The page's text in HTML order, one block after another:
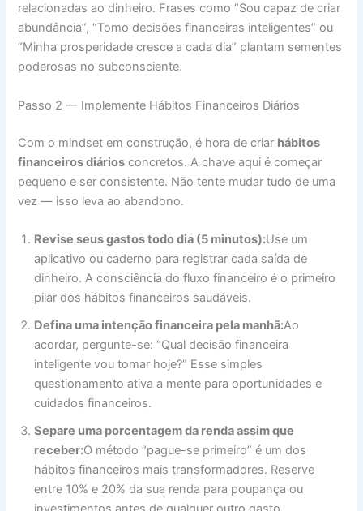
relacionadas ao dinheiro. Frases como “Sou capaz de criar
abundância”, “Tomo decisões financeiras inteligentes” ou
“Minha prosperidade cresce a cada dia” plantam sementes
poderosas no subconsciente.
Passo 2 — Implemente Hábitos Financeiros Diários
Com o mindset em construção, é hora de criar hábitos
financeiros diários concretos. A chave aqui é começar
pequeno e ser consistente. Não tente mudar tudo de uma
vez — isso leva ao abandono.
Revise seus gastos todo dia (5 minutos):Use um
aplicativo ou caderno para registrar cada saída de
dinheiro. A consciência do fluxo financeiro é o primeiro
pilar dos hábitos financeiros saudáveis.
Defina uma intenção financeira pela manhã:Ao
acordar, pergunte-se: “Qual decisão financeira
inteligente vou tomar hoje?” Esse simples
questionamento ativa a mente para oportunidades e
cuidados financeiros.
Separe uma porcentagem da renda assim que
receber:O método “pague-se primeiro” é um dos
hábitos financeiros mais transformadores. Reserve
entre 10% e 20% da sua renda para poupança ou